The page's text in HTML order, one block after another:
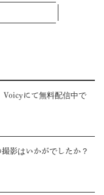
Voicyにて無料配信中で
影はいかがでしたか？